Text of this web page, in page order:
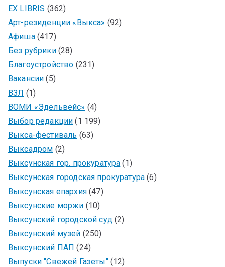
EX LIBRIS (362)
Арт-резиденции «Выкса» (92)
Афиша(417)
Без рубрики(28)
Благоустройство (231)
Вакансии (5)
ВЗЛ (1)
ВОМИ «Эдельвейс» (4)
Выбор редакции (1 199)
Выкса-фестиваль (63)
Выксадром (2)
Выксунская гор. прокуратура (1)
Выксунская городская прокуратура (6)
Выксунская епархия(47)
Выксунские моржи (10)
Выксунский городской суд(2)
Выксунский музей (250)
Выксунский ПАП (24)
Выпуски "Свежей Газеты"(12)